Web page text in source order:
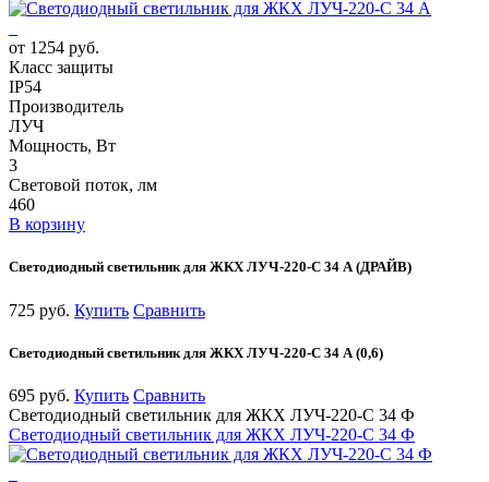
от 1254 руб.
Класс защиты
IP54
Производитель
ЛУЧ
Мощность, Вт
3
Световой поток, лм
460
В корзину
Светодиодный светильник для ЖКХ ЛУЧ-220-С 34 А (ДРАЙВ)
725 руб. Купить Сравнить
Светодиодный светильник для ЖКХ ЛУЧ-220-С 34 А (0,6)
695 руб. Купить Сравнить
Светодиодный светильник для ЖКХ ЛУЧ-220-С 34 Ф
Светодиодный светильник для ЖКХ ЛУЧ-220-С 34 Ф